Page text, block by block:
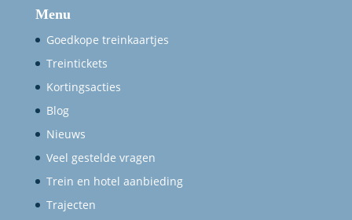
Menu
Goedkope treinkaartjes
Treintickets
Kortingsacties
Blog
Nieuws
Veel gestelde vragen
Trein en hotel aanbieding
Trajecten